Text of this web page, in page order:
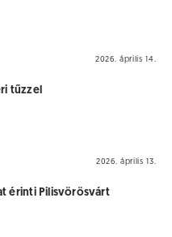
2026. április 14.
tűzzel
2026. április 13.
érinti Pilisvörösvárt